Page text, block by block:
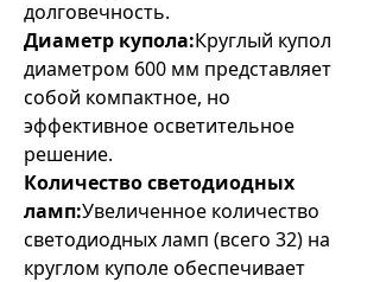
долговечность.
Диаметр купола:Круглый купол
диаметром 600 мм представляет
собой компактное, но
эффективное осветительное
решение.
Количество светодиодных
ламп:Увеличенное количество
светодиодных ламп (всего 32) на
круглом куполе обеспечивает